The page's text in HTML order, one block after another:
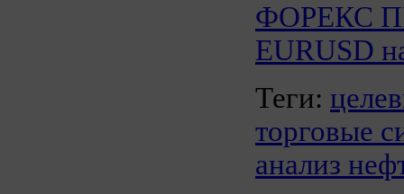
ФОРЕКС
EURUSD
Теги:
торговые
анализ